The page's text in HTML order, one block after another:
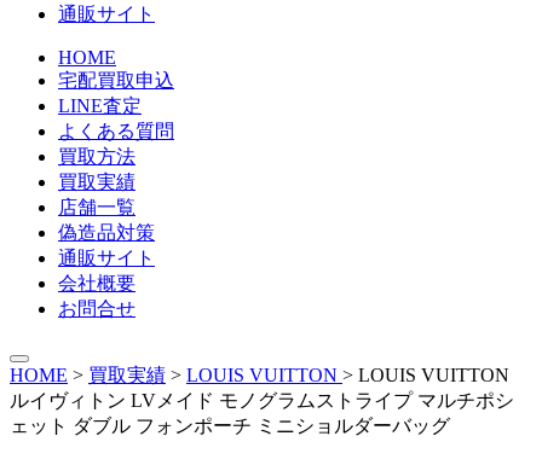
通販サイト
HOME
宅配買取申込
LINE査定
よくある質問
買取方法
買取実績
店舗一覧
偽造品対策
通販サイト
会社概要
お問合せ
HOME > 買取実績 > LOUIS VUITTON > LOUIS VUITTON
ルイヴィトン LVメイド モノグラムストライプ マルチポシ
ェット ダブル フォンポーチ ミニショルダーバッグ